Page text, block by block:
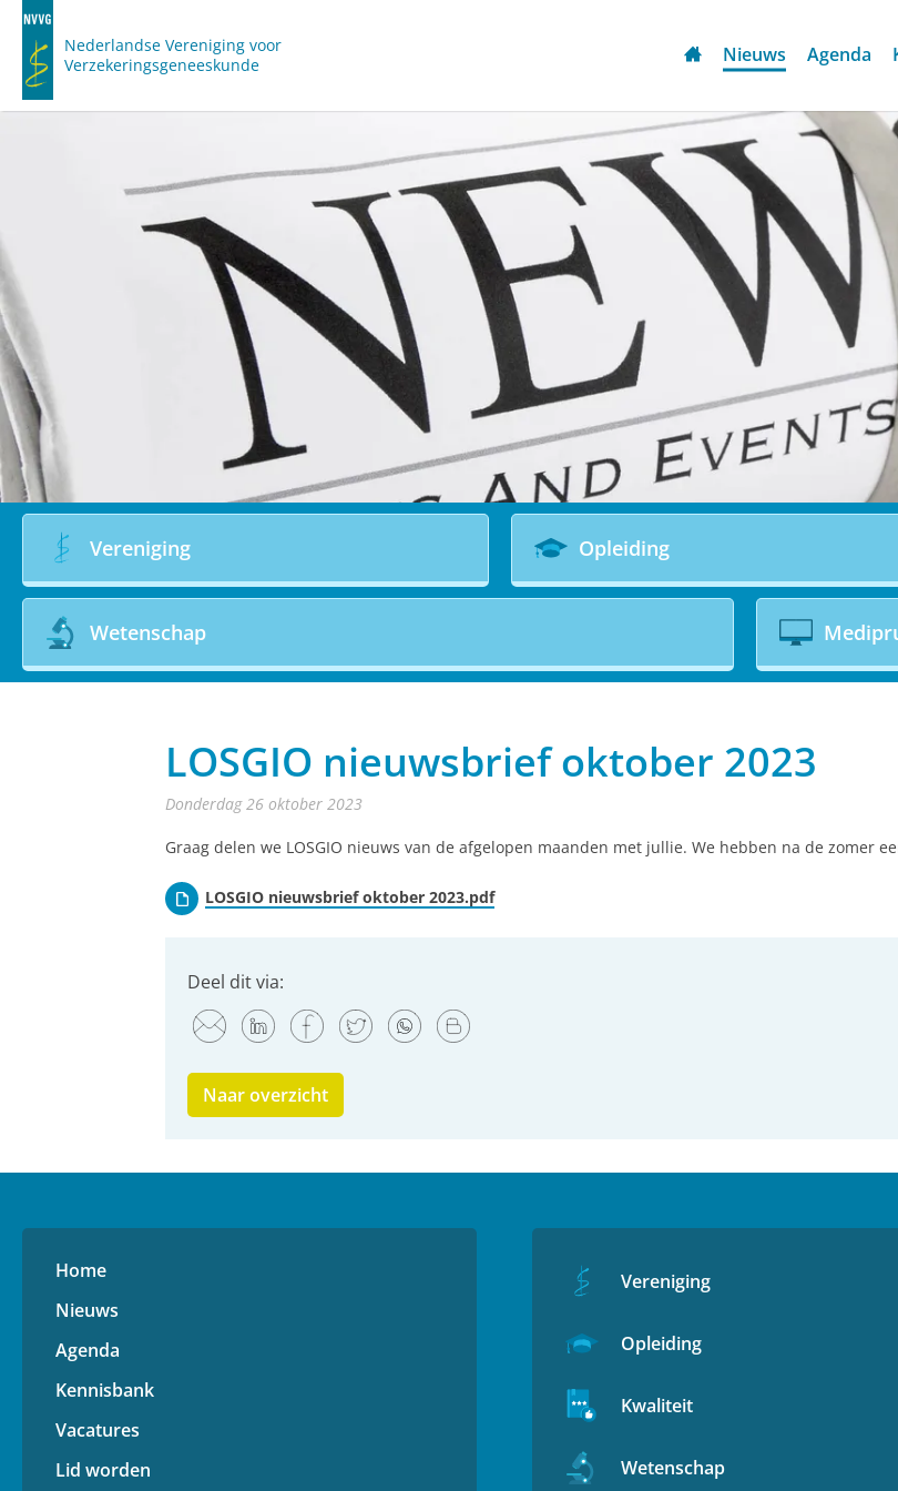
Nederlandse Vereniging voor
Verzekeringsgeneeskunde
Nieuws Agenda
Vereniging Opleiding
Wetenschap
LOSGIO nieuwsbrief oktober 2023
donderdag 26 oktober 2023
Graag delen we LOSGIO nieuws van de afgelopen maanden met jullie. We hebben na de zomer
LOSGIO nieuwsbrief oktober 2023.pdf
Deel dit via:
Naar overzicht
Home
Nieuws
Agenda
Kennisbank
Vacatures
Lid worden
Vereniging
Opleiding
Kwaliteit
Wetenschap